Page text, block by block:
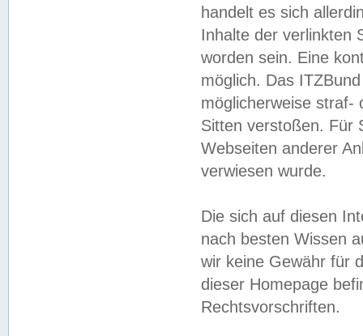
handelt es sich
Inhalte der verlinkten
worden sein. Eine
möglich. Das
möglicherweise straf-
Sitten verstoßen. Für
Webseiten anderer
verwiesen wurde.
Die sich auf diesen
nach besten Wissen
wir keine Gewähr für
dieser Homepage
Rechtsvorschriften.